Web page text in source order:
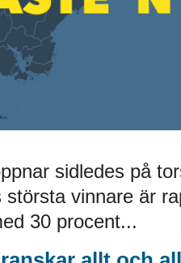
sidledes på
vinnare är
30 procent...